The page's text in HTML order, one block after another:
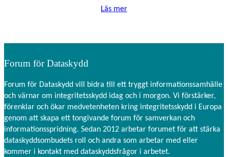
Läs mer
Forum för Dataskydd
Forum för Dataskydd vill bidra till ett tryggt informationssamhälle
och värnar om integritetsskydd idag och i morgon. Vi förstärker,
förenklar och ökar medvetenheten kring integritetsskydd i Europa
genom att skapa ett tongivande forum för samverkan och
informationsspridning. Sedan 2012 arbetar forumet för att stärka
dataskyddsombudets roll och andra som arbetar med eller
kommer i kontakt med dataskyddsfrågor i arbetet.